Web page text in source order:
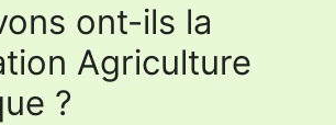
ont-ils la
Agriculture
?